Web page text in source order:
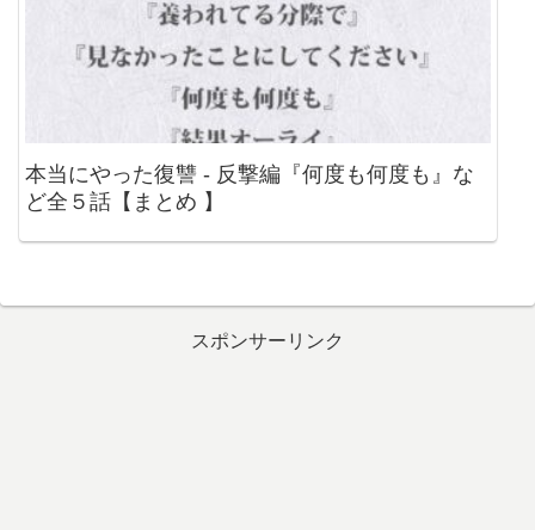
本当にやった復讐 - 反撃編『何度も何度も』な
ど全５話【まとめ 】
スポンサーリンク